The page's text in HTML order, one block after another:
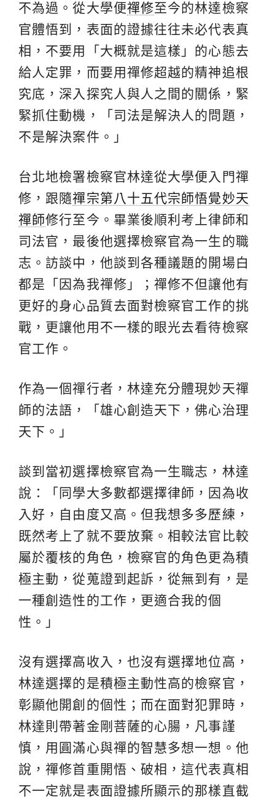
不為過。從大學便禪修至今的林達檢察
官體悟到，表面的證據往往未必代表真
相，不要用「大概就是這樣」的心態去
給人定罪，而要用禪修超越的精神追根
究底，深入探究人與人之間的關係，緊
緊抓住動機，「司法是解決人的問題，
不是解決案件。」
台北地檢署檢察官林達從大學便入門禪
修，跟隨禪宗第八十五代宗師悟覺妙天
禪師修行至今。畢業後順利考上律師和
司法官，最後他選擇檢察官為一生的職
志。訪談中，他談到各種議題的開場白
都是「因為我禪修」；禪修不但讓他有
更好的身心品質去面對檢察官工作的挑
戰，更讓他用不一樣的眼光去看待檢察
官工作。
作為一個禪行者，林達充分體現妙天禪
師的法語，「雄心創造天下，佛心治理
天下。」
談到當初選擇檢察官為一生職志，林達
說：「同學大多數都選擇律師，因為收
入好，自由度又高。但我想多多歷練，
既然考上了就不要放棄。相較法官比較
屬於覆核的角色，檢察官的角色更為積
極主動，從蒐證到起訴，從無到有，是
一種創造性的工作，更適合我的個
性。」
沒有選擇高收入，也沒有選擇地位高，
林達選擇的是積極主動性高的檢察官，
彰顯他開創的個性；而在面對犯罪時，
林達則帶著金剛菩薩的心腸，凡事謹
慎，用圓滿心與禪的智慧多想一想。他
說，禪修首重開悟、破相，這代表真相
不一定就是表面證據所顯示的那樣直截